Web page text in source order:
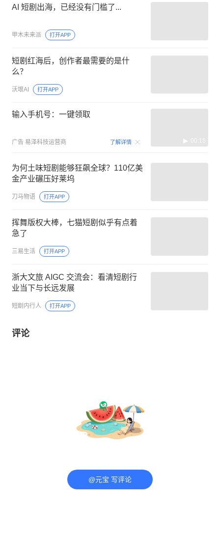
AI 短剧出海，已经没有门槛了...
甲木未来派 打开APP
短剧红海后，创作者最需要的是什
么？
沃垠AI 打开APP
输入手机号：一键领取
广告 易泽科技运营商 了解详情 00:15
为何土味短剧能够狂飙全球？110亿美
金产业碾压好莱坞
刀马物语 打开APP
挥舞版权大棒，七猫短剧似乎有点着
急了
三易生活 打开APP
浙大文旅 AIGC 交流会：看清短剧行
业当下与长远发展
短剧内行人 打开APP
评论
@元宝 写评论